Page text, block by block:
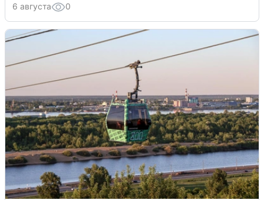
6 августа 0